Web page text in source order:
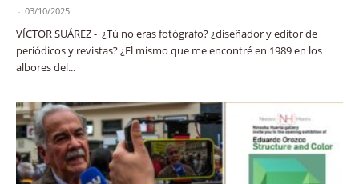
- 03/10/2025
VÍCTOR SUÁREZ - ¿Tú no eras fotógrafo? ¿diseñador y editor de
periódicos y revistas? ¿El mismo que me encontré en 1989 en los
albores del...